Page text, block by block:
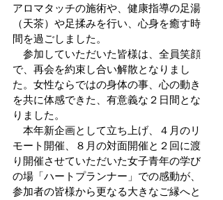
アロマタッチの施術や、健康指導の足湯
（天茶）や足揉みを行い、心身を癒す時
間を過ごしました。
参加していただいた皆様は、全員笑顔
で、再会を約束し合い解散となりまし
た。女性ならではの身体の事、心の動き
を共に体感できた、有意義な２日間とな
りました。
本年新企画として立ち上げ、４月のリ
モート開催、８月の対面開催と２回に渡
り開催させていただいた女子青年の学び
の場「ハートプランナー」での感動が、
参加者の皆様から更なる大きなご縁へと